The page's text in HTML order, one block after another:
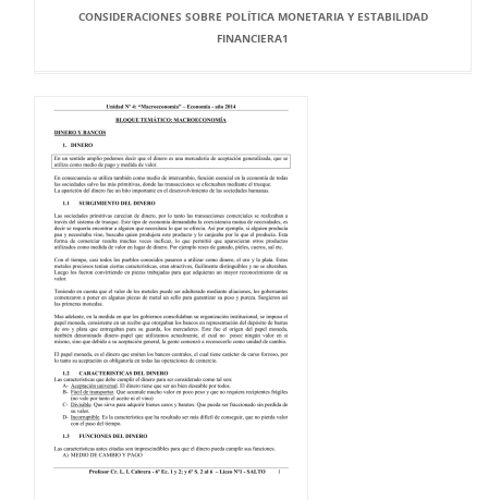
CONSIDERACIONES SOBRE POLÍTICA MONETARIA Y ESTABILIDAD
FINANCIERA1